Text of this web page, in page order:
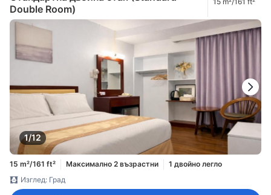
Double Room)
1/12
15 m²/161 ft² Максимално 2 възрастни
1 двойно легло
Изглед: Град